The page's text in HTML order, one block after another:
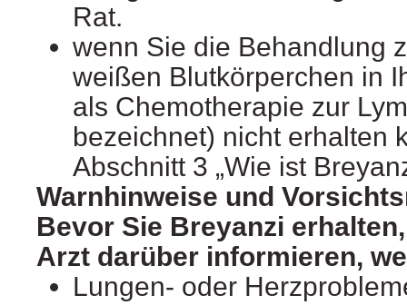
Rat.
wenn Sie die Behandlung
weißen Blutkörperchen in
als Chemotherapie zur
bezeichnet) nicht erhalten
Abschnitt 3 „Wie ist
Warnhinweise und
Bevor Sie Breyanzi
Arzt darüber informieren,
Lungen- oder